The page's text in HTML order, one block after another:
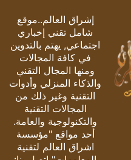
إشراق العالم..موقع
شامل تقني إخباري
اجتماعي, يهتم بالتدوين
في كافة المجالات
ومنها المجال التقني
والذكاء المنزلي وأدوات
التقنية وغير ذلك من
المجالات التقنية
والتكنولوجية والعامة.
أحد مواقع "مؤسسة
اشراق العالم لتقنية